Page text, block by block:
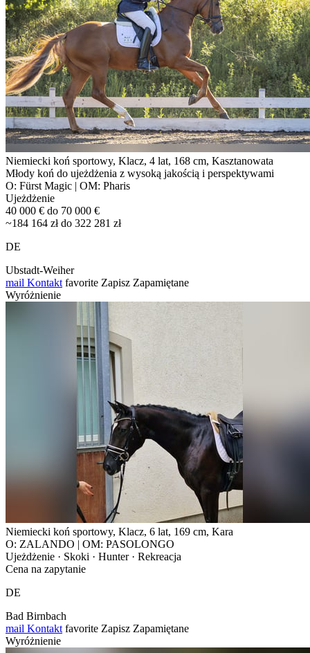
Niemiecki koń sportowy, Klacz, 4 lat, 168 cm, Kasztanowata
Młody koń do ujeżdżenia z wysoką jakością i perspektywami
O: Fürst Magic | OM: Pharis
Ujeżdżenie
40 000 € do 70 000 €
~184 164 zł do 322 281 zł
DE
Ubstadt-Weiher
mail Kontakt favorite Zapisz Zapamiętane
Wyróżnienie
Niemiecki koń sportowy, Klacz, 6 lat, 169 cm, Kara
O: ZALANDO | OM: PASOLONGO
Ujeżdżenie · Skoki · Hunter · Rekreacja
Cena na zapytanie
DE
Bad Birnbach
mail Kontakt favorite Zapisz Zapamiętane
Wyróżnienie